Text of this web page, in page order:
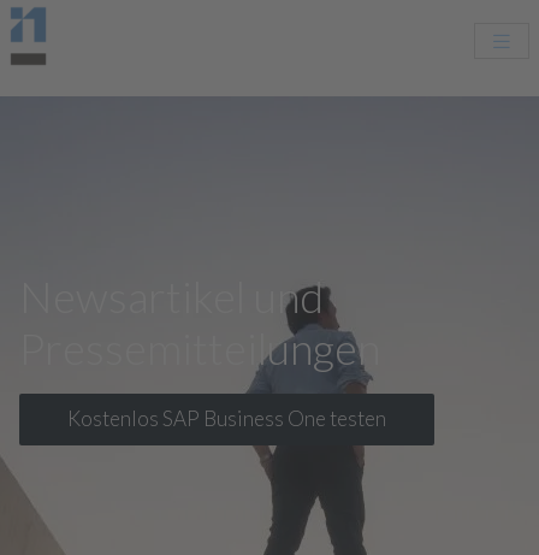
Newsartikel und
Pressemitteilungen
Kostenlos SAP Business One testen